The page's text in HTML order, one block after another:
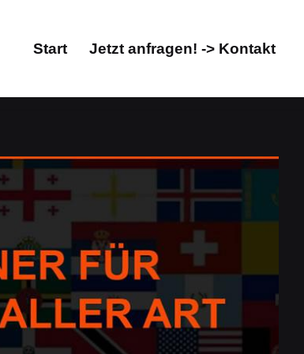
Start Jetzt anfragen! -> Kontakt
↗️Guul Prime für Waldenbuch
Sie ✓Übersetzungen,
Übersetzungsprofi &